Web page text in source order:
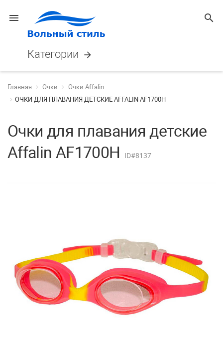
menu search
Категории arrow_forward
Главная Очки
Очки Affalin
ОЧКИ ДЛЯ ПЛАВАНИЯ ДЕТСКИЕ AFFALIN AF1700H
Очки для плавания детские
Affalin AF1700H ID#8137